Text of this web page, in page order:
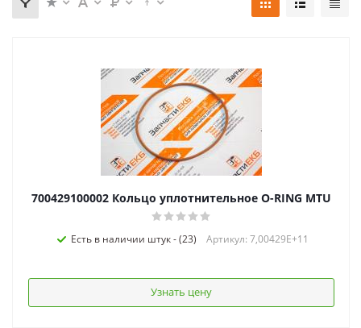
700429100002 Кольцо уплотнительное O-RING MTU
Есть в наличии штук - (23) Артикул: 7,00429E+11
Узнать цену